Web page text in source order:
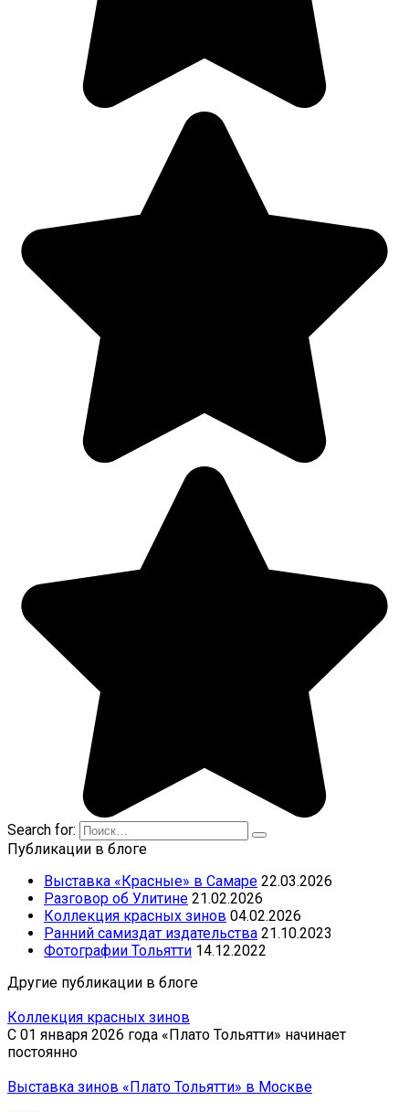
Search for:
Публикации в блоге
Выставка «Красные» в Самаре 22.03.2026
Разговор об Улитине 21.02.2026
Коллекция красных зинов 04.02.2026
Ранний самиздат издательства 21.10.2023
Фотографии Тольятти 14.12.2022
Другие публикации в блоге
Коллекция красных зинов
С 01 января 2026 года «Плато Тольятти» начинает
постоянно
Выставка зинов «Плато Тольятти» в Москве